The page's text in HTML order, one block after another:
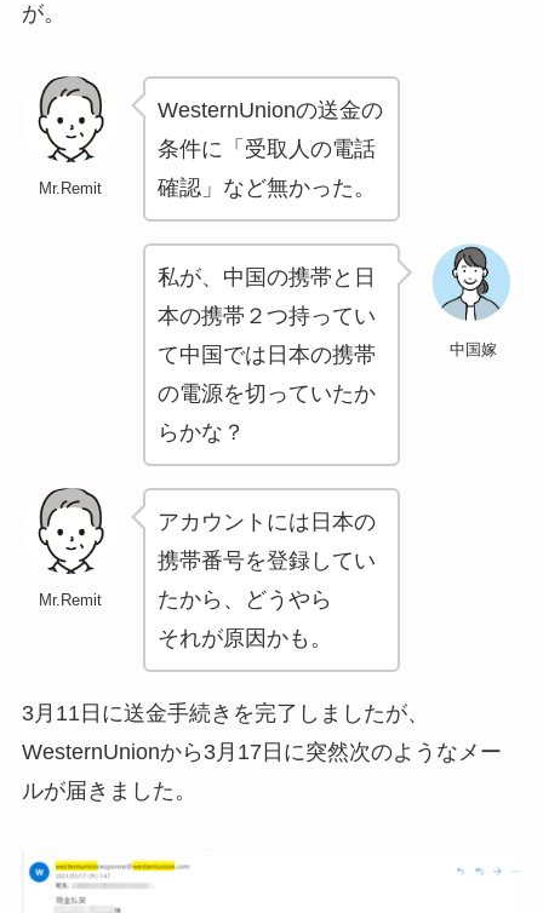
が。
Mr.Remit
WesternUnionの送金の
条件に「受取人の電話
確認」など無かった。
中国嫁
私が、中国の携帯と日
本の携帯２つ持ってい
て中国では日本の携帯
の電源を切っていたか
らかな？
Mr.Remit
アカウントには日本の
携帯番号を登録してい
たから、どうやら
それが原因かも。
3月11日に送金手続きを完了しましたが、
WesternUnionから3月17日に突然次のようなメー
ルが届きました。